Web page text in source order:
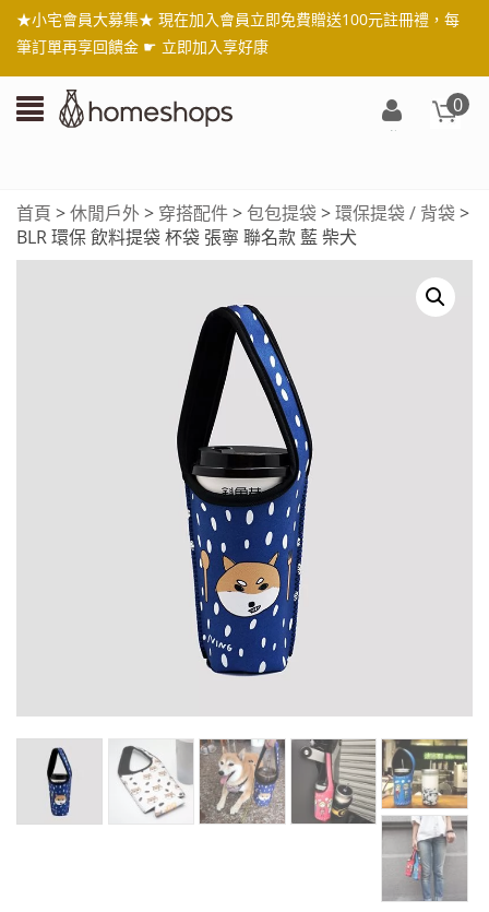
★小宅會員大募集★ 現在加入會員立即免費贈送100元註冊禮，每
筆訂單再享回饋金 ☛ 立即加入享好康
0
冊
首頁 >休閒戶外> 穿搭配件>包包提袋 >環保提袋 / 背袋 >
BLR 環保 飲料提袋 杯袋 張寧 聯名款 藍 柴犬